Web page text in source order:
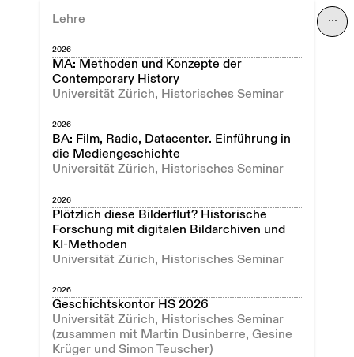
⋯
Lehre
2026
MA: Methoden und Konzepte der
Contemporary History
Universität Zürich, Historisches Seminar
2026
BA: Film, Radio, Datacenter. Einführung in
die Mediengeschichte
Universität Zürich, Historisches Seminar
2026
Plötzlich diese Bilderflut? Historische
Forschung mit digitalen Bildarchiven und
KI-Methoden
Universität Zürich, Historisches Seminar
2026
Geschichtskontor HS 2026
Universität Zürich, Historisches Seminar
(zusammen mit Martin Dusinberre, Gesine
Krüger und Simon Teuscher)